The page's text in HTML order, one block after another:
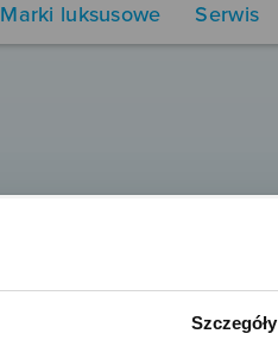
Szczegóły
Marki luksusowe Serwis